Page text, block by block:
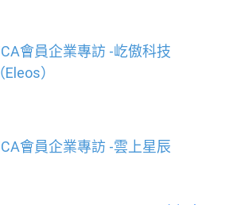
會員企業專訪 -屹傲科技
（Eleos）
會員企業專訪 -雲上星辰